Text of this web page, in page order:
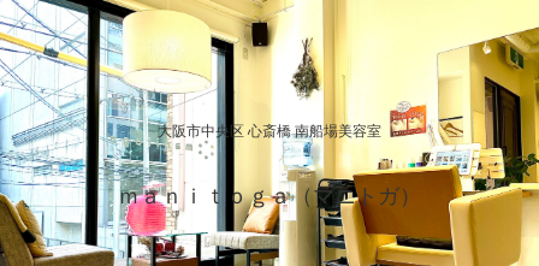
大阪市中央区 心斎橋 南船場美容室
ｍａｎｉｔｏｇａ（マニトガ）